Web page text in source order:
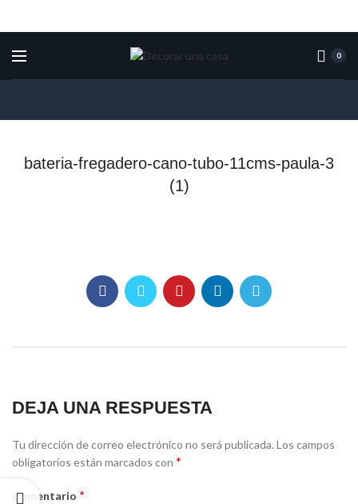
0
bateria-fregadero-cano-tubo-11cms-paula-3
(1)
DEJA UNA RESPUESTA
Tu dirección de correo electrónico no será publicada.Los campos
obligatorios están marcados con *
Comentario *